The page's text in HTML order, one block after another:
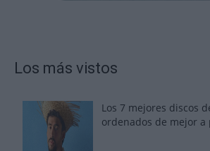
Los más vistos
Los 7 mejores discos
ordenados de mejor a